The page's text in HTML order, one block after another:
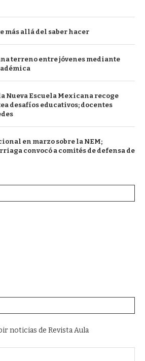
más allá del saber hacer
terreno entre jóvenes mediante
Nueva Escuela Mexicana recoge
desafíos educativos; docentes
en marzo sobre la NEM;
convocó a comités de defensa de
noticias de Revista Aula